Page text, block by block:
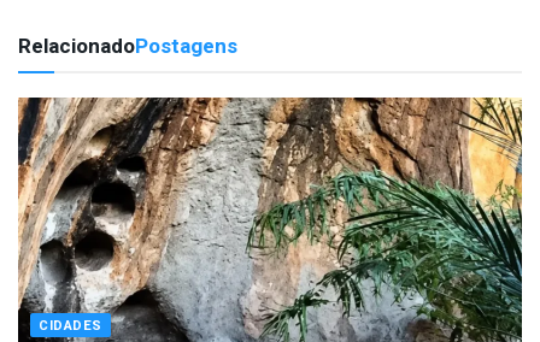
RelacionadoPostagens
CIDADES